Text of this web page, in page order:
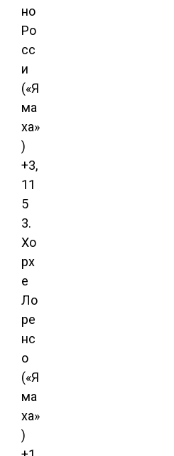
но
Ро
сс
и
(«Я
ма
ха»
)
+3,
11
5
3.
Хо
рх
е
Ло
ре
нс
о
(«Я
ма
ха»
)